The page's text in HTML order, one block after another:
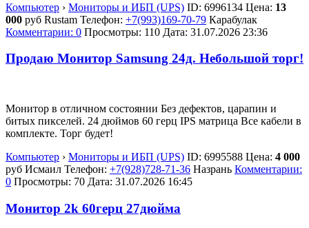
Компьютер › Мониторы и ИБП (UPS) ID: 6996134 Цена: 13
000 руб Rustam Телефон: +7(993)169-70-79 Карабулак
Комментарии: 0 Просмотры: 110 Дата: 31.07.2026 23:36
Продаю Монитор Samsung 24д. Небольшой торг!
Монитор в отличном состоянии Без дефектов, царапин и
битых пикселей. 24 дюймов 60 герц IPS матрица Все кабели в
комплекте. Торг будет!
Компьютер › Мониторы и ИБП (UPS) ID: 6995588 Цена: 4 000
руб Исмаил Телефон: +7(928)728-71-36 Назрань Комментарии:
0 Просмотры: 70 Дата: 31.07.2026 16:45
Монитор 2k 60герц 27дюйма